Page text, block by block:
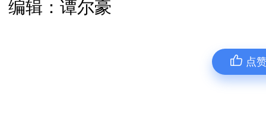
编辑：谭尔豪
点